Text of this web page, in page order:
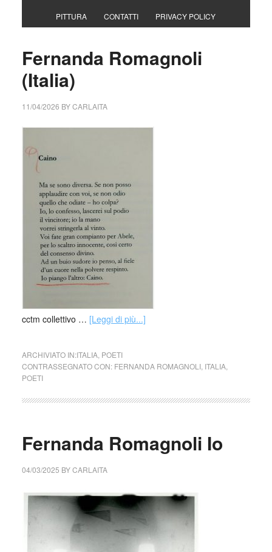
PITTURA CONTATTI PRIVACY POLICY
Fernanda Romagnoli
(Italia)
11/04/2026 BYCARLAITA
cctm collettivo … [Leggi di più...]
ARCHIVIATO IN:ITALIA, POETI
CONTRASSEGNATO CON: FERNANDA ROMAGNOLI, ITALIA,
POETI
Fernanda Romagnoli Io
04/03/2025 BYCARLAITA